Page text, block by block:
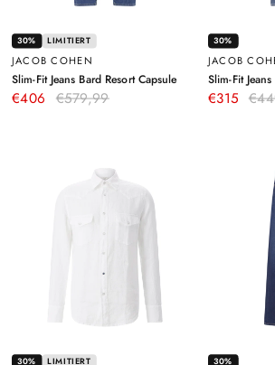
30% LIMITIERT
JACOB COHEN
Slim-Fit Jeans Bard Resort Capsule–
€406 €579,99
30%
JACOB
Slim-Fit
€315
30% LIMITIERT 30%